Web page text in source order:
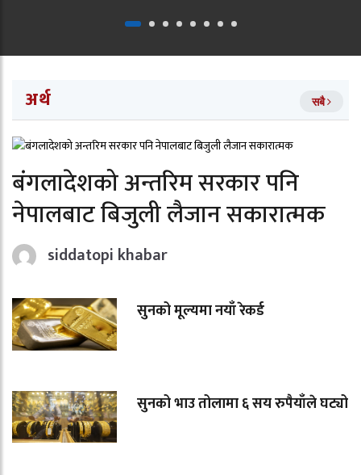
अर्थ सबै
बंगलादेशको अन्तरिम सरकार पनि
नेपालबाट बिजुली लैजान सकारात्मक
siddatopi khabar
सुनको मूल्यमा नयाँ रेकर्ड
सुनको भाउ तोलामा ६ सय रुपैयाँले घट्यो